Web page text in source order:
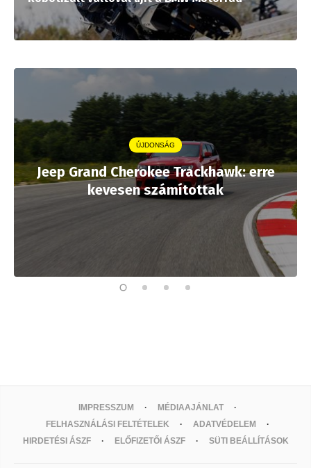
ÚJDONSÁG
Jeep Grand Cherokee Trackhawk: erre
kevesen számítottak
IMPRESSZUM
MÉDIAAJÁNLAT
FELHASZNÁLÁSI FELTÉTELEK
ADATVÉDELEM
HIRDETÉSI ÁSZF
ELŐFIZETŐI ÁSZF SÜTI BEÁLLÍTÁSOK